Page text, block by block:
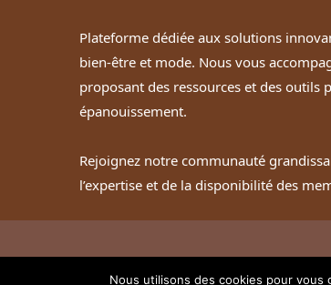
Plateforme dédiée aux solutions
bien-être et mode. Nous vous
proposant des ressources et des outils
épanouissement.
Rejoignez notre communauté
l’expertise et de la disponibilité des
Nous utilisons des cookies pour